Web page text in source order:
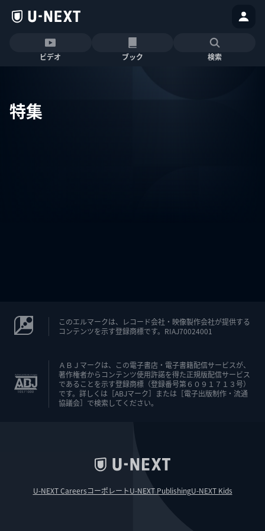
ビデオ ブック 検索
特集
このエルマークは、レコード会社・映像製作会社が提供する
コンテンツを示す登録商標です。RIAJ70024001
ＡＢＪマークは、この電子書店・電子書籍配信サービスが、
著作権者からコンテンツ使用許諾を得た正規版配信サービス
であることを示す登録商標（登録番号第６０９１７１３号）
です。詳しくは［ABJマーク］または［電子出版制作・流通
協議会］で検索してください。
U-NEXT CareersコーポレートU-NEXT PublishingU-NEXT Kids